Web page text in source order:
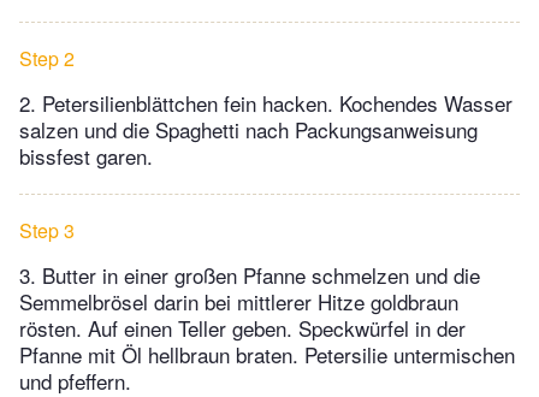
Step 2
2. Petersilienblättchen fein hacken. Kochendes Wasser
salzen und die Spaghetti nach Packungsanweisung
bissfest garen.
Step 3
3. Butter in einer großen Pfanne schmelzen und die
Semmelbrösel darin bei mittlerer Hitze goldbraun
rösten. Auf einen Teller geben. Speckwürfel in der
Pfanne mit Öl hellbraun braten. Petersilie untermischen
und pfeffern.